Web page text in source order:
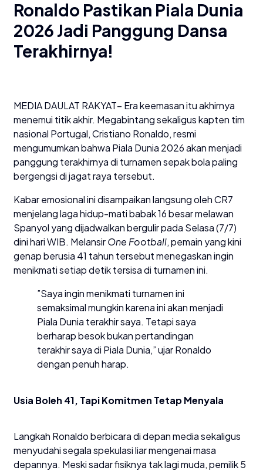
Ronaldo Pastikan Piala Dunia
2026 Jadi Panggung Dansa
Terakhirnya!
​MEDIA DAULAT RAKYAT– Era keemasan itu akhirnya
menemui titik akhir. Megabintang sekaligus kapten tim
nasional Portugal, Cristiano Ronaldo, resmi
mengumumkan bahwa Piala Dunia 2026 akan menjadi
panggung terakhirnya di turnamen sepak bola paling
bergengsi di jagat raya tersebut.
​Kabar emosional ini disampaikan langsung oleh CR7
menjelang laga hidup-mati babak 16 besar melawan
Spanyol yang dijadwalkan bergulir pada Selasa (7/7)
dini hari WIB. MelansirOne Football, pemain yang kini
genap berusia 41 tahun tersebut menegaskan ingin
menikmati setiap detik tersisa di turnamen ini.
​”Saya ingin menikmati turnamen ini
semaksimal mungkin karena ini akan menjadi
Piala Dunia terakhir saya. Tetapi saya
berharap besok bukan pertandingan
terakhir saya di Piala Dunia,” ujar Ronaldo
dengan penuh harap.
Usia Boleh 41, Tapi Komitmen Tetap Menyala
​Langkah Ronaldo berbicara di depan media sekaligus
menyudahi segala spekulasi liar mengenai masa
depannya. Meski sadar fisiknya tak lagi muda, pemilik 5